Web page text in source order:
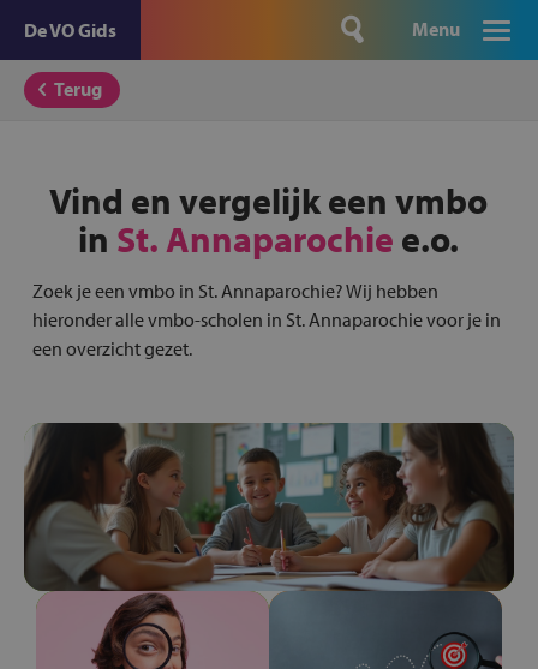
De VO Gids Menu
Terug
Vind en vergelijk een vmbo
in St. Annaparochie e.o.
Zoek je een vmbo in St. Annaparochie? Wij hebben
hieronder alle vmbo-scholen in St. Annaparochie voor je in
een overzicht gezet.